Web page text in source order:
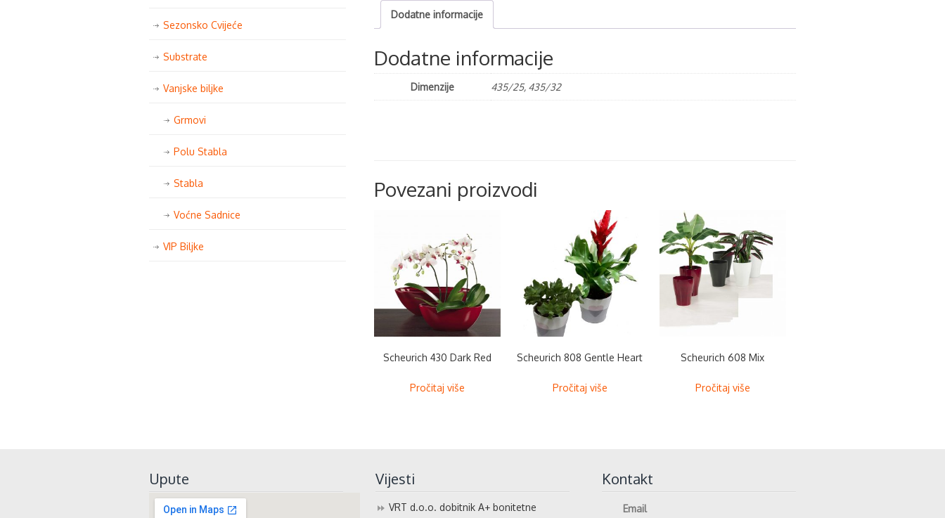
Dodatne informacije
Dodatne informacije
Dimenzije 435/25, 435/32
Povezani proizvodi
Scheurich 430 Dark Red
Pročitaj više
Scheurich 808 Gentle Heart
Pročitaj više
Scheurich 608 Mix
Pročitaj više
Sezonsko Cvijeće
Substrate
Vanjske biljke
Grmovi
Polu Stabla
Stabla
Voćne Sadnice
VIP Biljke
Upute Vijesti
VRT d.o.o. dobitnik A+ bonitetne
Kontakt
Email